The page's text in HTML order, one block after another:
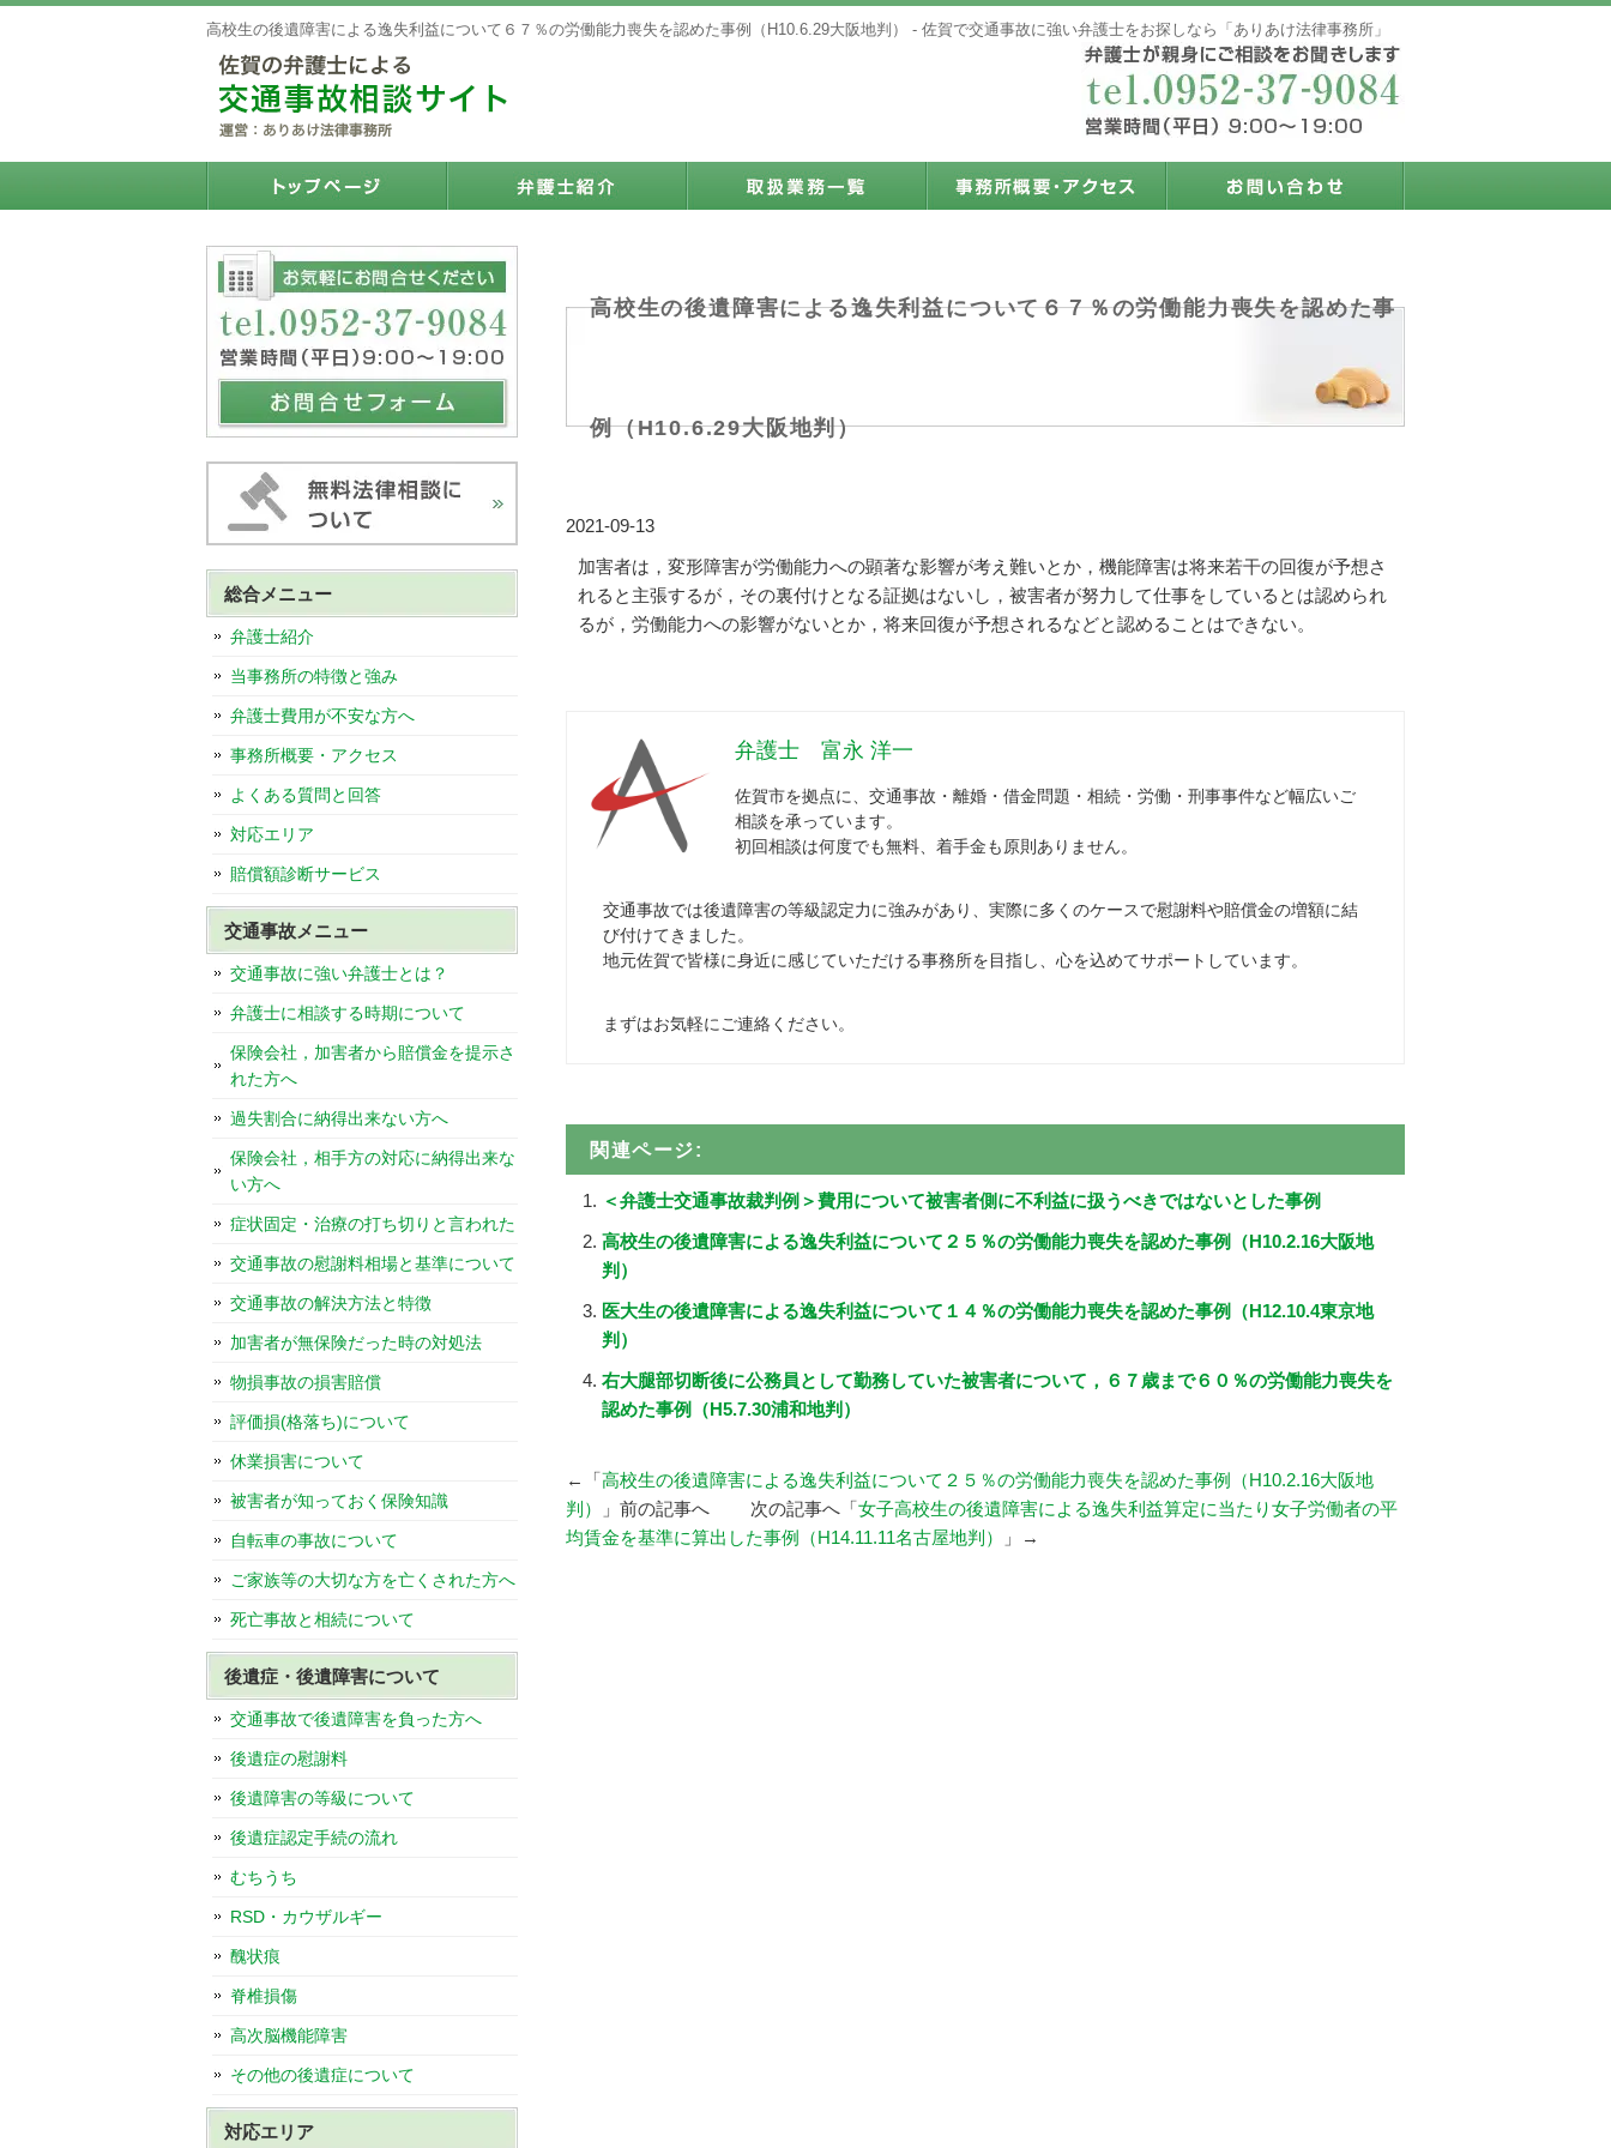
高校生の後遺障害による逸失利益について６７％の労働能力喪失を認めた事例（H10.6.29大阪地判） - 佐賀で交通事故に強い弁護士をお探しなら「ありあけ法律事務所」
高校生の後遺障害による逸失利益について６７％の労働能力喪失を認めた事
例（H10.6.29大阪地判）
2021-09-13
加害者は，変形障害が労働能力への顕著な影響が考え難いとか，機能障害は将来若干の回復が予想さ
れると主張するが，その裏付けとなる証拠はないし，被害者が努力して仕事をしているとは認められ
るが，労働能力への影響がないとか，将来回復が予想されるなどと認めることはできない。
弁護士 富永 洋一
佐賀市を拠点に、交通事故・離婚・借金問題・相続・労働・刑事事件など幅広いご
相談を承っています。
初回相談は何度でも無料、着手金も原則ありません。
交通事故では後遺障害の等級認定力に強みがあり、実際に多くのケースで慰謝料や賠償金の増額に結
び付けてきました。
地元佐賀で皆様に身近に感じていただける事務所を目指し、心を込めてサポートしています。
まずはお気軽にご連絡ください。
関連ページ:
＜弁護士交通事故裁判例＞費用について被害者側に不利益に扱うべきではないとした事例
高校生の後遺障害による逸失利益について２５％の労働能力喪失を認めた事例（H10.2.16大阪地
判）
医大生の後遺障害による逸失利益について１４％の労働能力喪失を認めた事例（H12.10.4東京地
判）
右大腿部切断後に公務員として勤務していた被害者について，６７歳まで６０％の労働能力喪失を
認めた事例（H5.7.30浦和地判）
←「高校生の後遺障害による逸失利益について２５％の労働能力喪失を認めた事例（H10.2.16大阪地
判）
」前の記事へ 次の記事へ「女子高校生の後遺障害による逸失利益算定に当たり女子労働者の平
均賃金を基準に算出した事例（H14.11.11名古屋地判）
」→
総合メニュー
弁護士紹介
当事務所の特徴と強み
弁護士費用が不安な方へ
事務所概要・アクセス
よくある質問と回答
対応エリア
賠償額診断サービス
交通事故メニュー
交通事故に強い弁護士とは？
弁護士に相談する時期について
保険会社，加害者から賠償金を提示さ
れた方へ
過失割合に納得出来ない方へ
保険会社，相手方の対応に納得出来な
い方へ
症状固定・治療の打ち切りと言われた
交通事故の慰謝料相場と基準について
交通事故の解決方法と特徴
加害者が無保険だった時の対処法
物損事故の損害賠償
評価損(格落ち)について
休業損害について
被害者が知っておく保険知識
自転車の事故について
ご家族等の大切な方を亡くされた方へ
死亡事故と相続について
後遺症・後遺障害について
交通事故で後遺障害を負った方へ
後遺症の慰謝料
後遺障害の等級について
後遺症認定手続の流れ
むちうち
RSD・カウザルギー
醜状痕
脊椎損傷
高次脳機能障害
その他の後遺症について
対応エリア